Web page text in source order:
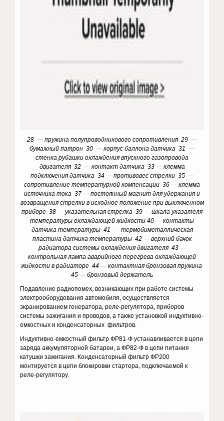
28 — пружина полупроводникового сопротивления 29 —
бумажный патрон 30 — корпус баллона датчика 31 —
стенка рубашки охлаждения впускного газопровода
двигателя 32 — контакт датчика 33 — клемма
подключения датчика 34 — противовес стрелки 35 —
сопротивление температурной компенсации 36 — клемма
источника тока 37 — постоянный магнит для удержания и
возвращения стрелки в исходное положение при выключенном
приборе 38 — указательная стрелка 39 — шкала указателя
температуры охлаждающей жидкости 40 — контакты
датчика температуры 41 — термобиметаллическая
пластина датчика температуры 42 — верхний бачок
радиатора системы охлаждения двигателя 43 —
контрольная лампа аварийного перегрева охлаждающей
жидкости в радиаторе 44 — контактная бронзовая пружина
45 — бронзовый держатель
Подавление радиопомех, возникающих при работе системы
электрооборудования автомобиля, осуществляется
экранированием генератора, реле-регулятора, приборов
системы зажигания и проводов, а также установкой индуктивно-
емкостных и конденсаторных фильтров.
Индуктивно-емкостный фильтр ФР81-Ф устанавливается в цепи
заряда аккумуляторной батареи, а ФР82-Ф в цепи питания
катушки зажигания. Конденсаторный фильтр ФР200
монтируется в цепи блокировки стартера, подключаемой к
реле-регулятору.